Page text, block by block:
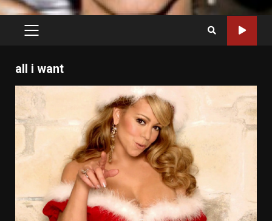
PRIMARY
all i want